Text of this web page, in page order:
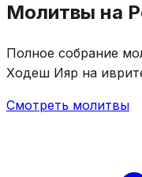
Молитвы на
Полное собрание
Ходеш Ияр на
Смотреть молитвы